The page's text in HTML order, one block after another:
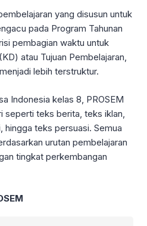
yang disusun untuk
pada Program Tahunan
pembagian waktu untuk
atau Tujuan Pembelajaran,
lebih terstruktur.
Indonesia kelas 8, PROSEM
seperti teks berita, teks iklan,
teks persuasi. Semua
urutan pembelajaran
tingkat perkembangan